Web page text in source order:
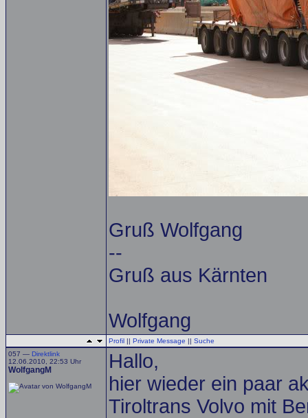
Gruß Wolfgang
--
Gruß aus Kärnten
Wolfgang
Profil || Private Message || Suche
057 — Direktlink
12.06.2010, 22:53 Uhr
WolfgangM
Hallo,
hier wieder ein paar
Tiroltrans Volvo mit